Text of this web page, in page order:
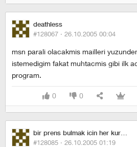
deathless
#128067 · 26.10.2005 00:04
msn parali olacakmis mailleri
istemedigim fakat muhtacmis gibi ilk
program.
0 0
#128085 · 26.10.2005 01:19